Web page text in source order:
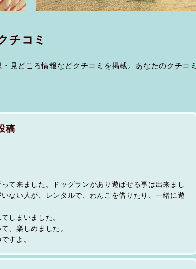
チコミ
見どころ情報などクチコミを掲載。 あなたのクチコミ
稿
て来ました。ドッグランがあり遊ばせる事は出来まし
ない人が、レンタルで、わんこを借りたり、一緒に遊
しまいました。
、楽しめました。
すよ。